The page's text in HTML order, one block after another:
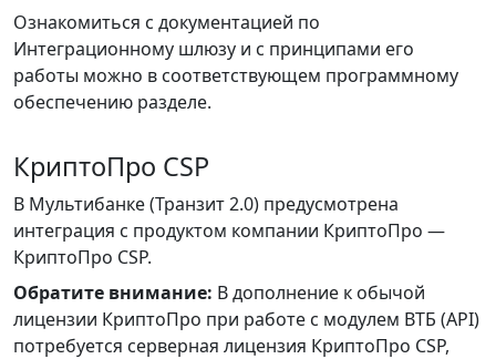
Ознакомиться с документацией по
Интеграционному шлюзу и с принципами его
работы можно в соответствующем программному
обеспечению разделе.
КриптоПро CSP
В Мультибанке (Транзит 2.0) предусмотрена
интеграция с продуктом компании КриптоПро —
КриптоПро CSP.
Обратите внимание: В дополнение к обычой
лицензии КриптоПро при работе с модулем ВТБ (API)
потребуется серверная лицензия КриптоПро CSP,